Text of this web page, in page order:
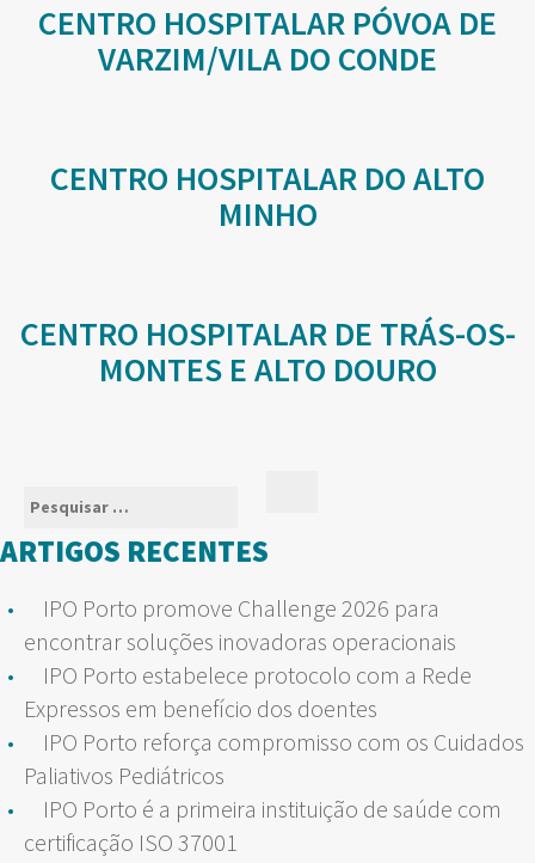
CENTRO HOSPITALAR PÓVOA DE
VARZIM/VILA DO CONDE
CENTRO HOSPITALAR DO ALTO
MINHO
CENTRO HOSPITALAR DE TRÁS-OS-
MONTES E ALTO DOURO
Pesquisar
por:
ARTIGOS RECENTES
IPO Porto promove Challenge 2026 para
encontrar soluções inovadoras operacionais
IPO Porto estabelece protocolo com a Rede
Expressos em benefício dos doentes
IPO Porto reforça compromisso com os Cuidados
Paliativos Pediátricos
IPO Porto é a primeira instituição de saúde com
certificação ISO 37001